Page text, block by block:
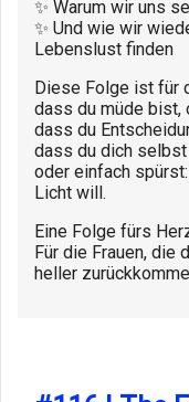
✨ Warum wir uns
✨ Und wie wir
Lebenslust finden
Diese Folge ist für
dass du müde bist,
dass du
dass du dich
oder einfach
Licht will.
Eine Folge fürs
Für die Frauen, die
heller